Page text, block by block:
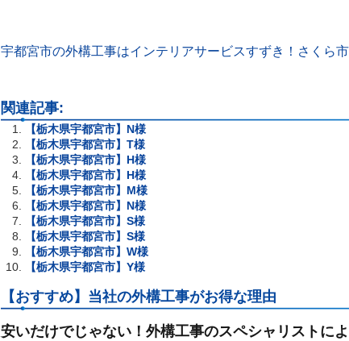
宇都宮市の外構工事はインテリアサービスすずき！さくら市
関連記事:
【栃木県宇都宮市】N様
【栃木県宇都宮市】T様
【栃木県宇都宮市】H様
【栃木県宇都宮市】H様
【栃木県宇都宮市】M様
【栃木県宇都宮市】N様
【栃木県宇都宮市】S様
【栃木県宇都宮市】S様
【栃木県宇都宮市】W様
【栃木県宇都宮市】Y様
【おすすめ】当社の外構工事がお得な理由
安いだけでじゃない！外構工事のスペシャリストによ